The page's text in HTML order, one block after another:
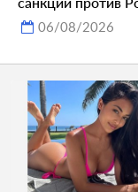
06/08/2026